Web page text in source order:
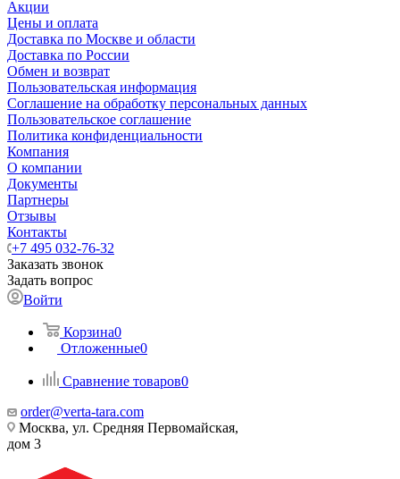
Акции
Цены и оплата
Доставка по Москве и области
Доставка по России
Обмен и возврат
Пользовательская информация
Соглашение на обработку персональных данных
Пользовательское соглашение
Политика конфиденциальности
Компания
О компании
Документы
Партнеры
Отзывы
Контакты
+7 495 032-76-32
Заказать звонок
Задать вопрос
Войти
Корзина0
Отложенные0
Сравнение товаров0
order@verta-tara.com
Москва, ул. Средняя Первомайская,
дом 3